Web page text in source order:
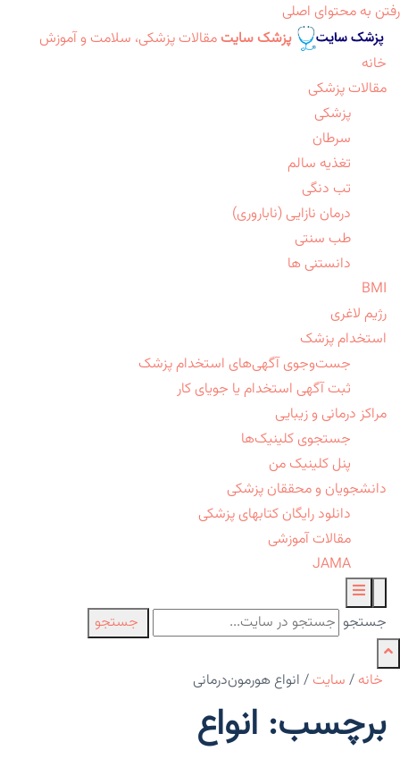
رفتن به محتوای اصلی
پزشک سایت مقالات پزشکی، سلامت و آموزش
خانه
مقالات پزشکی
پزشکی
سرطان
تغذیه سالم
تب دنگی
درمان نازایی (ناباروری)
طب سنتی
دانستنی ها
BMI
رژیم لاغری
استخدام پزشک
جست‌وجوی آگهی‌های استخدام پزشک
ثبت آگهی استخدام یا جویای کار
مراکز درمانی و زیبایی
جستجوی کلینیک‌ها
پنل کلینیک من
دانشجویان و محققان پزشکی
دانلود رایگان کتابهای پزشکی
مقالات آموزشی
JAMA
جستجو جستجو
خانه / سایت / انواع هورمون‌درمانی
برچسب: انواع